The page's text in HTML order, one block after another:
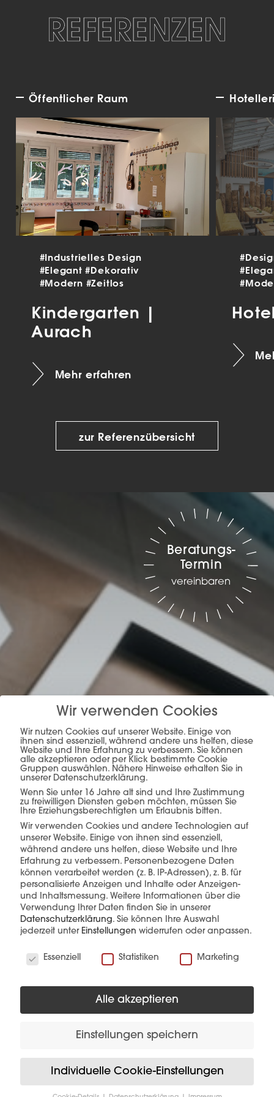
REFERENZEN
Öffentlicher Raum
#Industrielles Design
#Elegant#Dekorativ
#Modern #Zeitlos
Kindergarten |
Aurach
Mehr erfahren
zur Referenzübersicht
Planung, Produktion &
Verkauf –alles aus
einer Hand.
mehr erfahren
Beratungs-
Termin
vereinbaren
Diese Produkte könnten Sie auch
interessieren
Wir verwenden Cookies
Wir nutzen Cookies auf unserer Website. Einige von
ihnen sind essenziell, während andere uns helfen, diese
Website und Ihre Erfahrung zu verbessern. Sie können
alle akzeptieren oder per Klick bestimmte Cookie
Gruppen auswählen. Nähere Hinweise erhalten Sie in
unserer Datenschutzerklärung.
Wenn Sie unter 16 Jahre alt sind und Ihre Zustimmung
zu freiwilligen Diensten geben möchten, müssen Sie
Ihre Erziehungsberechtigten um Erlaubnis bitten.
Wir verwenden Cookies und andere Technologien auf
unserer Website. Einige von ihnen sind essenziell,
während andere uns helfen, diese Website und Ihre
Erfahrung zu verbessern. Personenbezogene Daten
können verarbeitet werden (z. B. IP-Adressen), z. B. für
personalisierte Anzeigen und Inhalte oder Anzeigen-
und Inhaltsmessung. Weitere Informationen über die
Verwendung Ihrer Daten finden Sie in unserer
Datenschutzerklärung. Sie können Ihre Auswahl
jederzeit unter Einstellungen widerrufen oder anpassen.
Essenziell
Statistiken Marketing
Alle akzeptieren
Einstellungen speichern
Individuelle Cookie-Einstellungen